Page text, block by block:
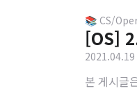
📚 CS/
[OS]
2021.04.19
본 게시글